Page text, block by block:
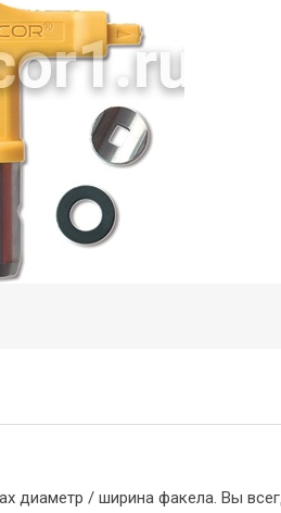
диаметр / ширина факела. Вы